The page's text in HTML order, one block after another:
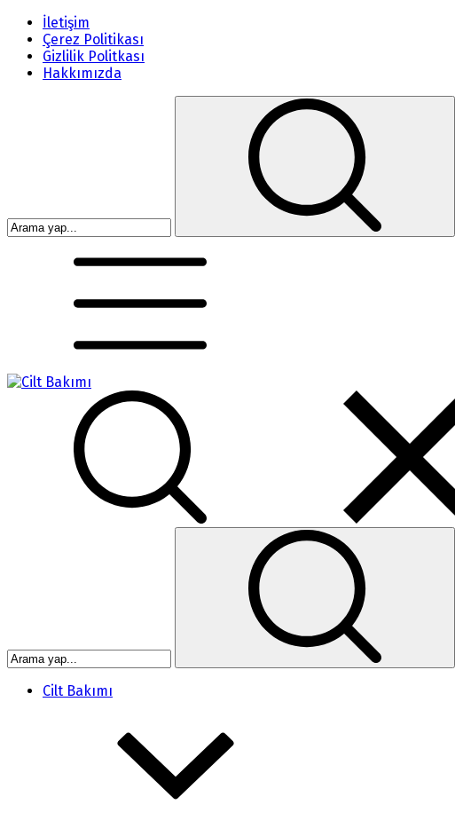
İletişim
Çerez Politikası
Gizlilik Politkası
Hakkımızda
Cilt Bakımı